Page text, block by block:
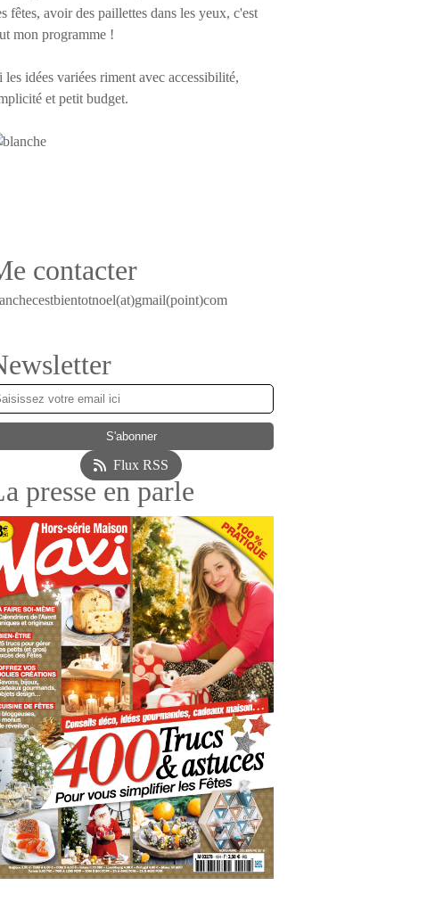
fêtes, avoir des paillettes dans les yeux, c'est
mon programme !
les idées variées riment avec accessibilité,
et petit budget.
contacter
Flux RSS
presse en parle